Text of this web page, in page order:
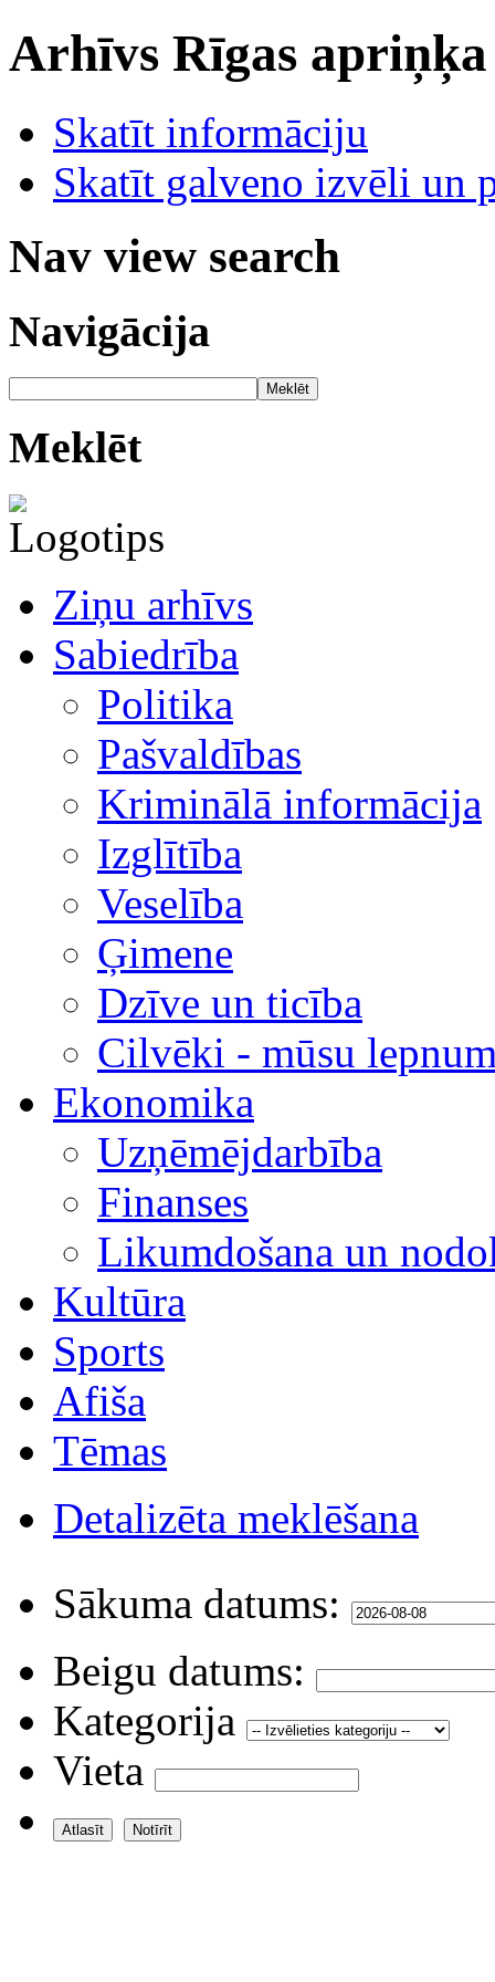
Arhīvs Rīgas
Skatīt informāciju
Skatīt galveno izvēli un
Nav view search
Navigācija
Meklēt
Meklēt
Ziņu arhīvs
Sabiedrība
Politika
Pašvaldības
Kriminālā informācija
Izglītība
Veselība
Ģimene
Dzīve un ticība
Cilvēki - mūsu
Ekonomika
Uzņēmējdarbība
Finanses
Likumdošana un
Kultūra
Sports
Afiša
Tēmas
Detalizēta meklēšana
Sākuma datums:
Beigu datums:
Kategorija
Vieta